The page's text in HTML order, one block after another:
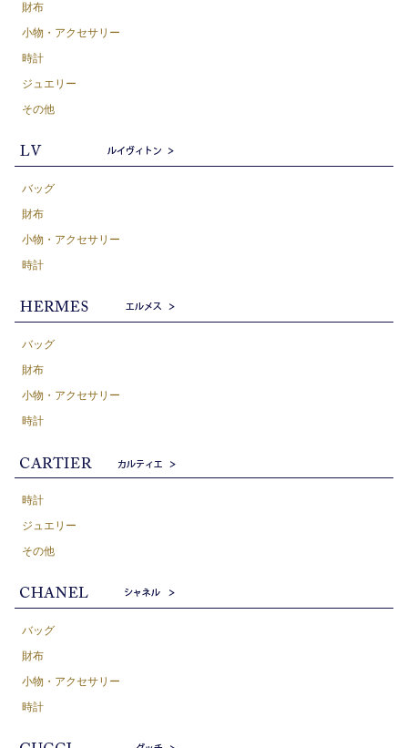
財布
小物・アクセサリー
時計
ジュエリー
その他
バッグ
財布
小物・アクセサリー
時計
バッグ
財布
小物・アクセサリー
時計
時計
ジュエリー
その他
バッグ
財布
小物・アクセサリー
時計